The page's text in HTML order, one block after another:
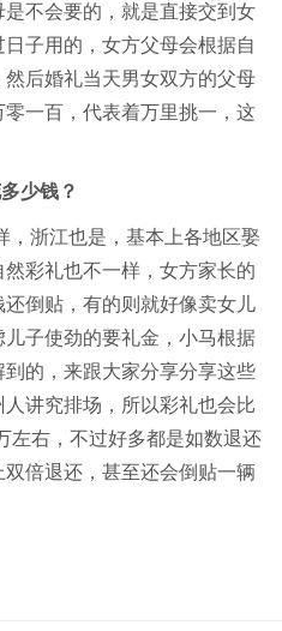
不会要的，就是直接交到女
子用的，女方父母会根据自
后婚礼当天男女双方的父母
一百，代表着万里挑一，这
少钱？
，浙江也是，基本上各地区娶
彩礼也不一样，女方家长的
倒贴，有的则就好像卖女儿
子使劲的要礼金，小马根据
的，来跟大家分享分享这些
讲究排场，所以彩礼也会比
左右，不过好多都是如数退还
倍退还，甚至还会倒贴一辆